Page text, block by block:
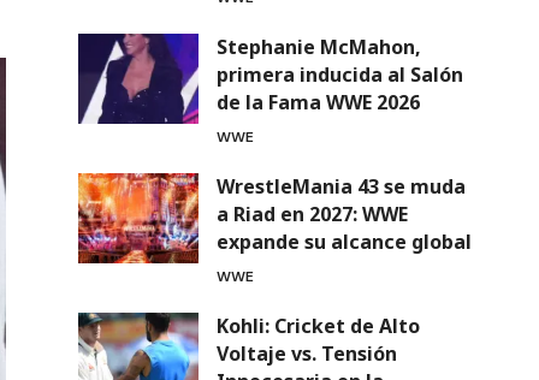
Stephanie McMahon,
primera inducida al Salón
de la Fama WWE 2026
WWE
WrestleMania 43 se muda
a Riad en 2027: WWE
expande su alcance global
WWE
Kohli: Cricket de Alto
Voltaje vs. Tensión